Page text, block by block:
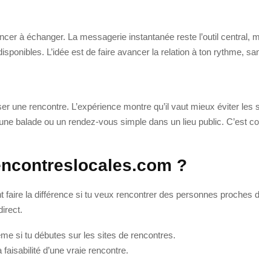
à échanger. La messagerie instantanée reste l’outil central,
L’idée est de faire avancer la relation à ton rythme,
une rencontre. L’expérience montre qu’il vaut mieux éviter
balade ou un rendez-vous simple dans un lieu public. C’est
?
la différence si tu veux rencontrer des personnes proches
si tu débutes sur les sites de rencontres.
d’une vraie rencontre.